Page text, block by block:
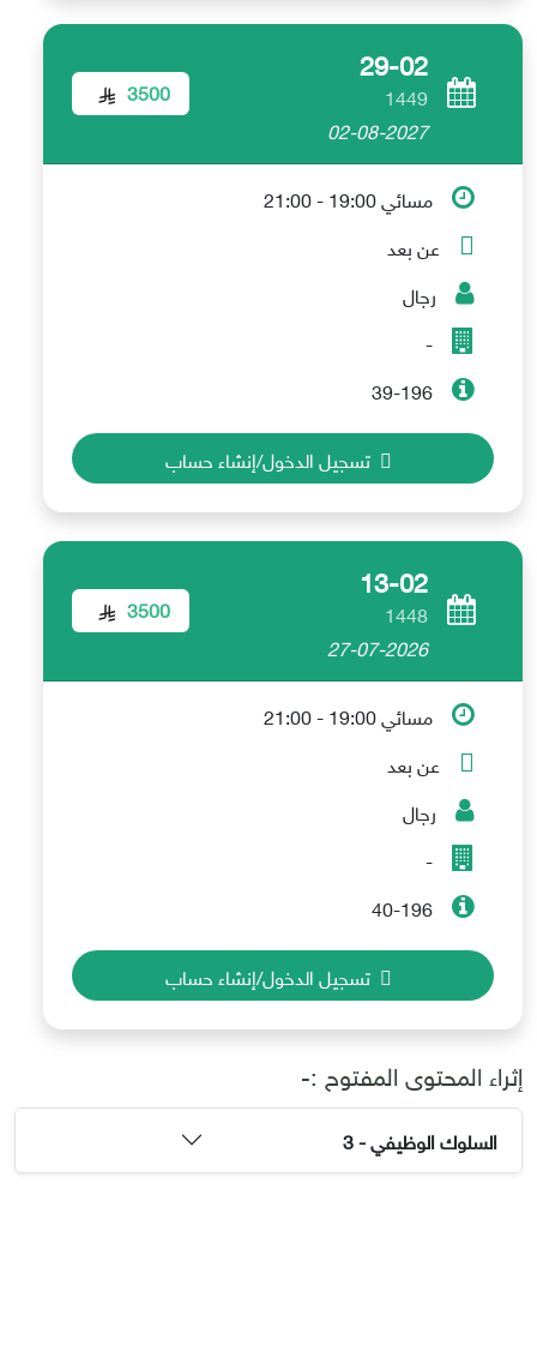
29-02
1449
02-08-2027
3500
مسائي 19:00 - 21:00
عن بعد
رجال
-
39-196
تسجيل الدخول/إنشاء حساب
13-02
1448
27-07-2026
3500
مسائي 19:00 - 21:00
عن بعد
رجال
-
40-196
تسجيل الدخول/إنشاء حساب
إثراء المحتوى المفتوح :-
السلوك الوظيفي - 3